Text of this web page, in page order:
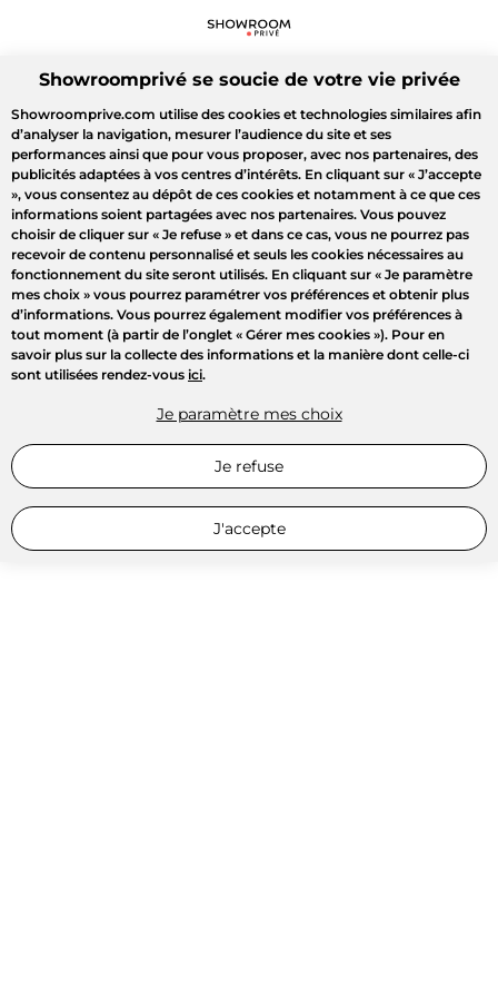
Showroomprivé se soucie de votre vie privée
Showroomprive.com utilise des cookies et technologies similaires afin
d’analyser la navigation, mesurer l’audience du site et ses
performances ainsi que pour vous proposer, avec nos partenaires, des
publicités adaptées à vos centres d’intérêts. En cliquant sur « J’accepte
», vous consentez au dépôt de ces cookies et notamment à ce que ces
informations soient partagées avec nos partenaires. Vous pouvez
choisir de cliquer sur « Je refuse » et dans ce cas, vous ne pourrez pas
recevoir de contenu personnalisé et seuls les cookies nécessaires au
fonctionnement du site seront utilisés. En cliquant sur « Je paramètre
mes choix » vous pourrez paramétrer vos préférences et obtenir plus
d’informations. Vous pourrez également modifier vos préférences à
tout moment (à partir de l’onglet « Gérer mes cookies »). Pour en
savoir plus sur la collecte des informations et la manière dont celle-ci
sont utilisées rendez-vous ici.
Je paramètre mes choix
Je refuse
J'accepte